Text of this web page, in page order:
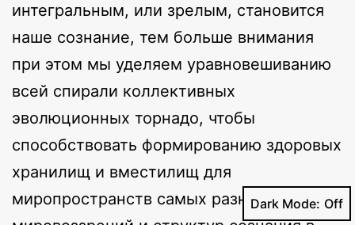
интегральным, или зрелым, становится
наше сознание, тем больше внимания
при этом мы уделяем уравновешиванию
всей спирали коллективных
эволюционных торнадо, чтобы
способствовать формированию здоровых
хранилищ и вместилищ для
миропространств самых разныхDark Mode: